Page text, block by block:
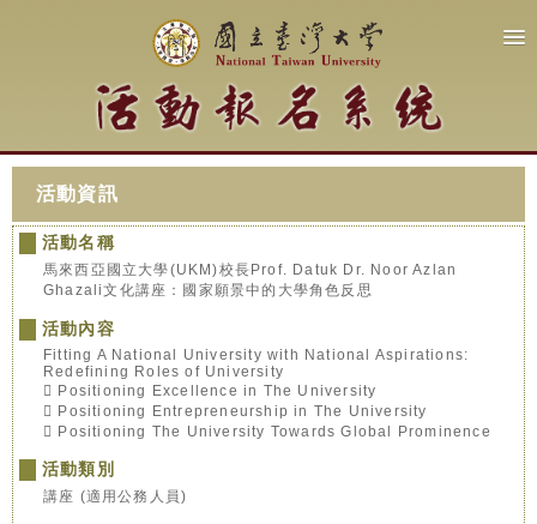
活動資訊
活動名稱
馬來西亞國立大學(UKM)校長Prof. Datuk Dr. Noor Azlan
Ghazali文化講座：國家願景中的大學角色反思
活動內容
Fitting A National University with National Aspirations:
Redefining Roles of University
 Positioning Excellence in The University
 Positioning Entrepreneurship in The University
 Positioning The University Towards Global Prominence
活動類別
講座 (適用公務人員)